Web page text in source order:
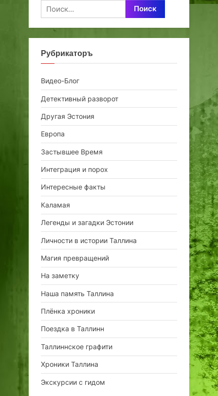
Найти:
Рубрикаторъ
Видео-Блог
Детективный разворот
Другая Эстония
Европа
Застывшее Время
Интеграция и порох
Интересные факты
Каламая
Легенды и загадки Эстонии
Личности в истории Таллина
Магия превращений
На заметку
Наша память Таллина
Плёнка хроники
Поездка в Таллинн
Таллиннское графити
Хроники Таллина
Экскурсии с гидом